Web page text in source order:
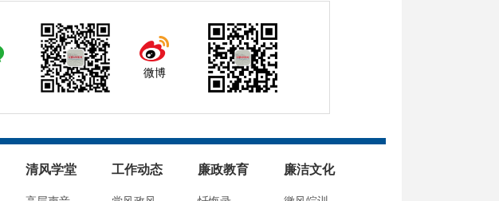
微博
清风学堂 工作动态 廉政教育 廉洁文化